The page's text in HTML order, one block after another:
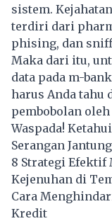
sistem.
terdiri dari
phising, dan
Maka dari itu,
data pada m-
harus Anda tahu
pembobolan
Waspada!
Serangan Jantung
8 Strategi Efektif
Kejenuhan di
Cara
Kredit